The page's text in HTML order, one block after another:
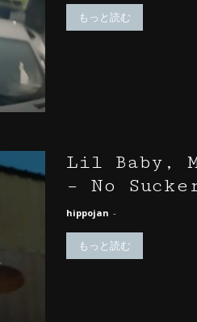
もっと読む
Lil Baby,
– No
hippojan -
もっと読む